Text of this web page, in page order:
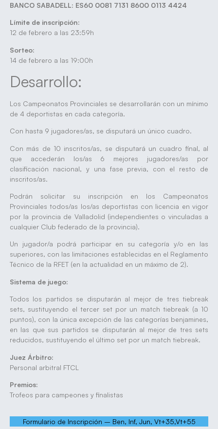
BANCO SABADELL: ES60 0081 7131 8600 0113 4424
Límite de inscripción:
12 de febrero a las 23:59h
Sorteo:
14 de febrero a las 19:00h
Desarrollo:
Los Campeonatos Provinciales se desarrollarán con un mínimo
de 4 deportistas en cada categoría.
Con hasta 9 jugadores/as, se disputará un único cuadro.
Con más de 10 inscritos/as, se disputará un cuadro final, al
que accederán los/as 6 mejores jugadores/as por
clasificación nacional, y una fase previa, con el resto de
inscritos/as.
Podrán solicitar su inscripción en los Campeonatos
Provinciales todos/as los/as deportistas con licencia en vigor
por la provincia de Valladolid (independientes o vinculadas a
cualquier Club federado de la provincia).
Un jugador/a podrá participar en su categoría y/o en las
superiores, con las limitaciones establecidas en el Reglamento
Técnico de la RFET (en la actualidad en un máximo de 2).
Sistema de juego:
Todos los partidos se disputarán al mejor de tres tiebreak
sets, sustituyendo el tercer set por un match tiebreak (a 10
puntos), con la única excepción de las categorías benjamines,
en las que sus partidos se disputarán al mejor de tres sets
reducidos, sustituyendo el último set por un match tiebreak.
Juez Árbitro:
Personal arbitral FTCL
Premios:
Trofeos para campeones y finalistas
Formulario de Inscripción – Ben, Inf, Jun, Vt+35,Vt+55